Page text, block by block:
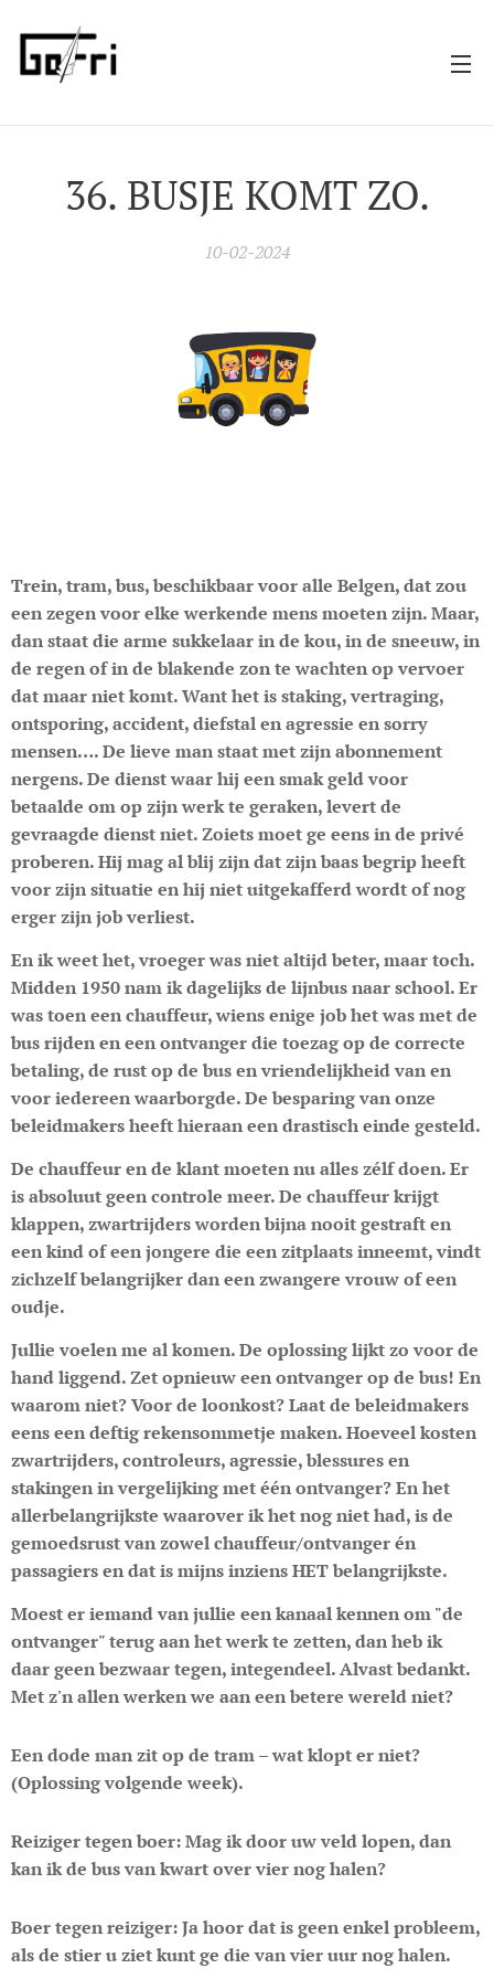
36. BUSJE KOMT ZO.
10-02-2024
Trein, tram, bus, beschikbaar voor alle Belgen, dat zou
een zegen voor elke werkende mens moeten zijn. Maar,
dan staat die arme sukkelaar in de kou, in de sneeuw, in
de regen of in de blakende zon te wachten op vervoer
dat maar niet komt. Want het is staking, vertraging,
ontsporing, accident, diefstal en agressie en sorry
mensen…. De lieve man staat met zijn abonnement
nergens. De dienst waar hij een smak geld voor
betaalde om op zijn werk te geraken, levert de
gevraagde dienst niet. Zoiets moet ge eens in de privé
proberen. Hij mag al blij zijn dat zijn baas begrip heeft
voor zijn situatie en hij niet uitgekafferd wordt of nog
erger zijn job verliest.
En ik weet het, vroeger was niet altijd beter, maar toch.
Midden 1950 nam ik dagelijks de lijnbus naar school. Er
was toen een chauffeur, wiens enige job het was met de
bus rijden en een ontvanger die toezag op de correcte
betaling, de rust op de bus en vriendelijkheid van en
voor iedereen waarborgde. De besparing van onze
beleidmakers heeft hieraan een drastisch einde gesteld.
De chauffeur en de klant moeten nu alles zélf doen. Er
is absoluut geen controle meer. De chauffeur krijgt
klappen, zwartrijders worden bijna nooit gestraft en
een kind of een jongere die een zitplaats inneemt, vindt
zichzelf belangrijker dan een zwangere vrouw of een
oudje.
Jullie voelen me al komen. De oplossing lijkt zo voor de
hand liggend. Zet opnieuw een ontvanger op de bus! En
waarom niet? Voor de loonkost? Laat de beleidmakers
eens een deftig rekensommetje maken. Hoeveel kosten
zwartrijders, controleurs, agressie, blessures en
stakingen in vergelijking met één ontvanger? En het
allerbelangrijkste waarover ik het nog niet had, is de
gemoedsrust van zowel chauffeur/ontvanger én
passagiers en dat is mijns inziens HET belangrijkste.
Moest er iemand van jullie een kanaal kennen om "de
ontvanger" terug aan het werk te zetten, dan heb ik
daar geen bezwaar tegen, integendeel. Alvast bedankt.
Met z'n allen werken we aan een betere wereld niet?
Een dode man zit op de tram–wat klopt er niet?
(Oplossing volgende week).
Reiziger tegen boer: Mag ik door uw veld lopen, dan
kan ik de bus van kwart over vier nog halen?
Boer tegen reiziger: Ja hoor dat is geen enkel probleem,
als de stier u ziet kunt ge die van vier uur nog halen.